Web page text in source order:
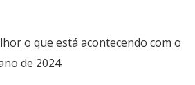
o que está acontecendo com o
de 2024.